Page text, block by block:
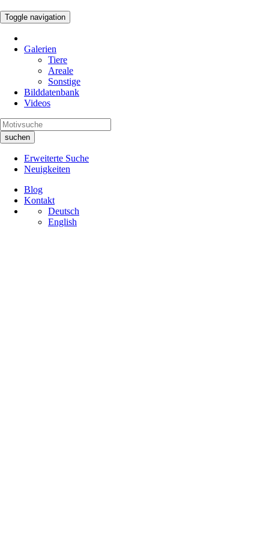
Toggle navigation
Galerien
Tiere
Areale
Sonstige
Bilddatenbank
Videos
suchen
Erweiterte Suche
Neuigkeiten
Blog
Kontakt
Deutsch
English